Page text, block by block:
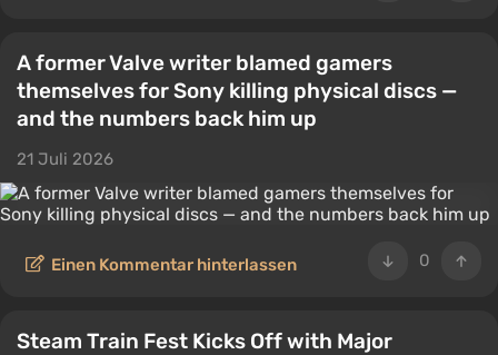
A former Valve writer blamed gamers
themselves for Sony killing physical discs —
and the numbers back him up
21 Juli 2026
0
Einen Kommentar hinterlassen
Steam Train Fest Kicks Off with Major